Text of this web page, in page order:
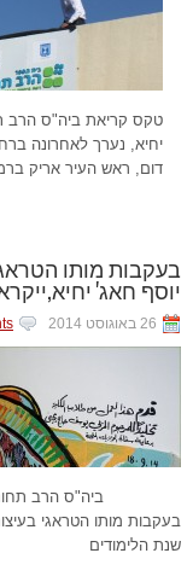
טקס קריאת ביה"ס הרב
יחיא, נערך לאחרונה
דום, ראש העיר אריק
בעקבות מותו
יוסף חאג'
26 באוגוסט 2014
ביה"ס הרב תחומי עמל
בעקבות מותו הטראגי
שנת הלימודים